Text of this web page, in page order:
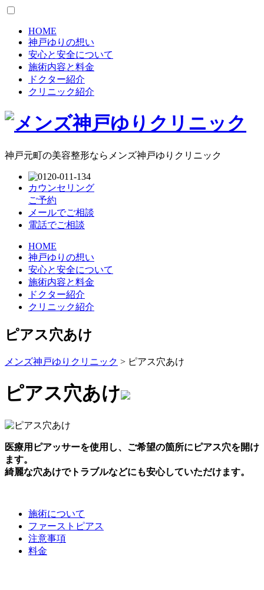
HOME
神戸ゆりの想い
安心と安全について
施術内容と料金
ドクター紹介
クリニック紹介
神戸元町の美容整形ならメンズ神戸ゆりクリニック
カウンセリング
ご予約
メールでご相談
電話でご相談
HOME
神戸ゆりの想い
安心と安全について
施術内容と料金
ドクター紹介
クリニック紹介
ピアス穴あけ
メンズ神戸ゆりクリニック > ピアス穴あけ
ピアス穴あけ
医療用ピアッサーを使用し、ご希望の箇所にピアス穴を開け
ます。
綺麗な穴あけでトラブルなどにも安心していただけます。
施術について
ファーストピアス
注意事項
料金